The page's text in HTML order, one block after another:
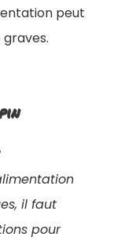
peut
il faut
pour